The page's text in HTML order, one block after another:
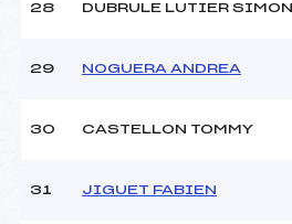
28 DUBRULE LUTIER SIMON
29 NOGUERA ANDREA
30 CASTELLON TOMMY
31 JIGUET FABIEN